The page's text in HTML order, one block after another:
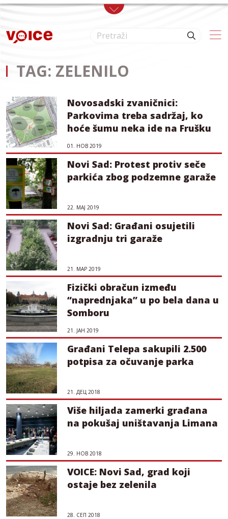
Skip to main content
TAG: ZELENILO
Novosadski zvaničnici:
Parkovima treba sadržaj, ko
hoće šumu neka ide na Frušku
01. НОВ 2019
Novi Sad: Protest protiv seče
parkića zbog podzemne garaže
22. МАЈ 2019
Novi Sad: Građani osujetili
izgradnju tri garaže
21. МАР 2019
Fizički obračun između
“naprednjaka” u po bela dana u
Somboru
21. ЈАН 2019
Građani Telepa sakupili 2.500
potpisa za očuvanje parka
21. ДЕЦ 2018
Više hiljada zamerki građana
na pokušaj uništavanja Limana
29. НОВ 2018
VOICE: Novi Sad, grad koji
ostaje bez zelenila
28. СЕП 2018